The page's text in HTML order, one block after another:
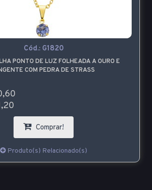
Cód.: G1820
PONTO DE LUZ FOLHEADA A OURO E
COM PEDRA DE STRASS
Comprar!
Produto(s) Relacionado(s)